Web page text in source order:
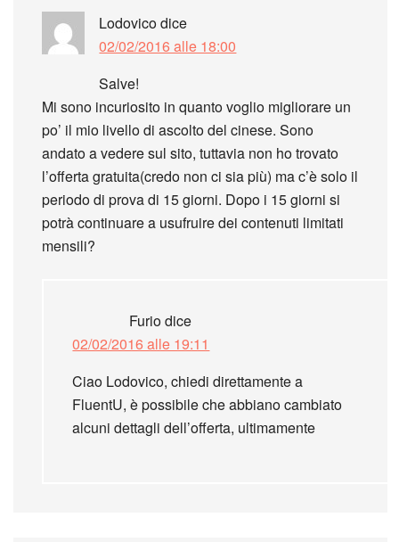
Lodovicodice
02/02/2016 alle 18:00
Salve!
Mi sono incuriosito in quanto voglio migliorare un
po’ il mio livello di ascolto del cinese. Sono
andato a vedere sul sito, tuttavia non ho trovato
l’offerta gratuita(credo non ci sia più) ma c’è solo il
periodo di prova di 15 giorni. Dopo i 15 giorni si
potrà continuare a usufruire dei contenuti limitati
mensili?
Furiodice
02/02/2016 alle 19:11
Ciao Lodovico, chiedi direttamente a
FluentU, è possibile che abbiano cambiato
alcuni dettagli dell’offerta, ultimamente